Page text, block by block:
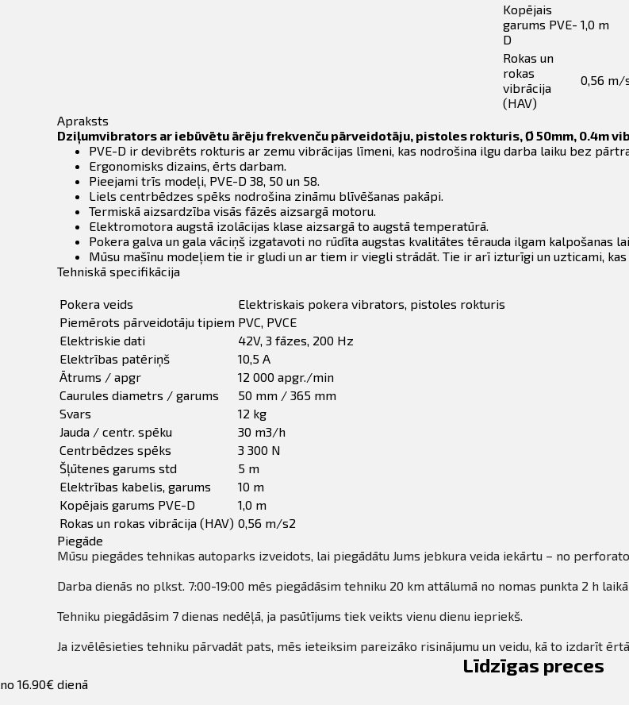
Kopējais
garums PVE-
D
1,0 m
Rokas un
rokas
vibrācija
(HAV)
0,56 m/
Apraksts
Dziļumvibrators ar iebūvētu ārēju frekvenču pārveidotāju, pistoles rokturis, Ø 50mm, 0.4m
PVE-D ir devibrēts rokturis ar zemu vibrācijas līmeni, kas nodrošina ilgu darba laiku bez
Ergonomisks dizains, ērts darbam.
Pieejami trīs modeļi, PVE-D 38, 50 un 58.
Liels centrbēdzes spēks nodrošina zināmu blīvēšanas pakāpi.
Termiskā aizsardzība visās fāzēs aizsargā motoru.
Elektromotora augstā izolācijas klase aizsargā to augstā temperatūrā.
Pokera galva un gala vāciņš izgatavoti no rūdīta augstas kvalitātes tērauda ilgam kalpošanas
Mūsu mašīnu modeļiem tie ir gludi un ar tiem ir viegli strādāt. Tie ir arī izturīgi un uzticami,
Tehniskā specifikācija
Pokera veids
Elektriskais pokera vibrators, pistoles rokturis
Piemērots pārveidotāju tipiem PVC, PVCE
Elektriskie dati
42V, 3 fāzes, 200 Hz
Elektrības patēriņš
10,5 A
Ātrums / apgr
12 000 apgr./min
Caurules diametrs / garums
50 mm / 365 mm
Svars
12 kg
Jauda / centr. spēku
30 m3/h
Centrbēdzes spēks
3 300 N
Šļūtenes garums std
5 m
Elektrības kabelis, garums
10 m
Kopējais garums PVE-D
1,0 m
Rokas un rokas vibrācija (HAV) 0,56 m/s2
Piegāde
Mūsu piegādes tehnikas autoparks izveidots, lai piegādātu Jums jebkura veida iekārtu – no
Darba dienās no plkst. 7:00-19:00 mēs piegādāsim tehniku 20 km attālumā no nomas punkta 2 h
Tehniku piegādāsim 7 dienas nedēļā, ja pasūtījums tiek veikts vienu dienu iepriekš.
Ja izvēlēsieties tehniku pārvadāt pats, mēs ieteiksim pareizāko risinājumu un veidu, kā to izdarīt
Līdzīgas preces
no 16.90€ dienā